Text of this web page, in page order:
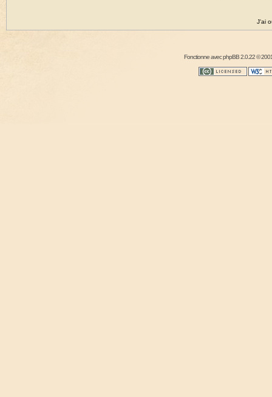
J'ai
Fonctionne avecphpBB2.0.22 ©